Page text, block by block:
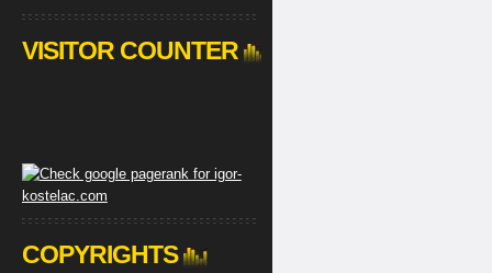
VISITOR COUNTER
COPYRIGHTS